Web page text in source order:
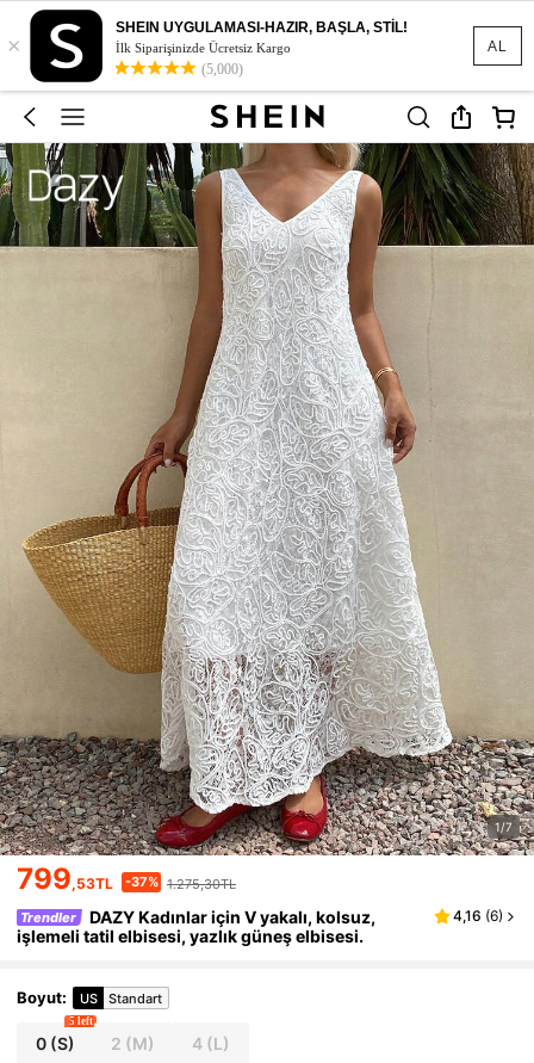
AL
×
SHEIN UYGULAMASI-HAZIR, BAŞLA, STİL!
İlk Siparişinizde Ücretsiz Kargo
(5,000)
1/7
799,53TL -37% 1.275,30TL
Trendler
DAZY Kadınlar için V yakalı, kolsuz,
işlemeli tatil elbisesi, yazlık güneş elbisesi.
4,16 (6)
Boyut: US Standart
0 (S)
5 left
2 (M) 4(L)